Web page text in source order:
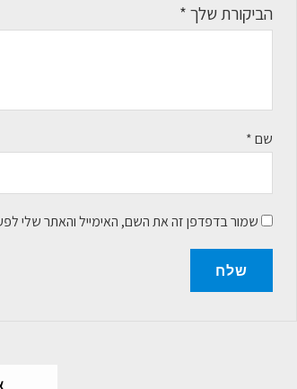
הביקורת שלך*
שם*
שמור בדפדפן זה את השם, האימייל והאתר שלי